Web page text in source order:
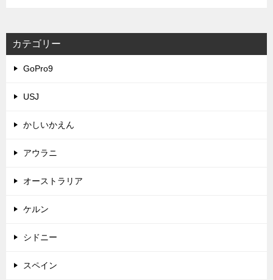
カテゴリー
GoPro9
USJ
かしいかえん
アウラニ
オーストラリア
ケルン
シドニー
スペイン